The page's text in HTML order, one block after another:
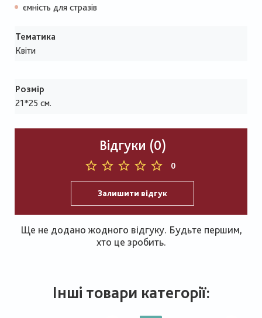
ємність для стразів
Тематика
Квіти
Розмір
21*25 см.
Відгуки (0)
0
Залишити відгук
Ще не додано жодного відгуку. Будьте першим,
хто це зробить.
Інші товари категорії: